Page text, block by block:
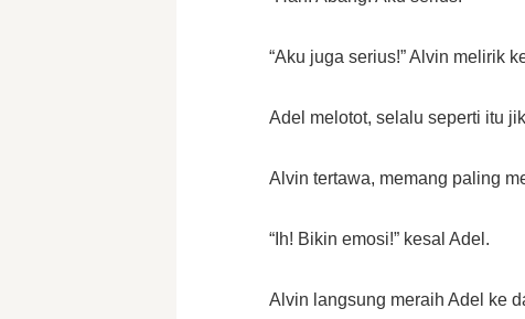
“Aku juga serius!” Alvin melirik
Adel melotot, selalu seperti itu
Alvin tertawa, memang paling
“Ih! Bikin emosi!” kesal Adel.
Alvin langsung meraih Adel ke